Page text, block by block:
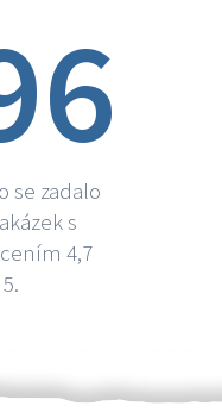
se zadalo
s
4,7